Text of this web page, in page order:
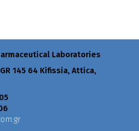
Laboratories
145 64 Κifissia, Attica,